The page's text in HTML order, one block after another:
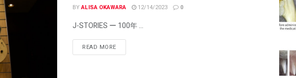
BYALISA OKAWARA 12/14/2023 0
J-STORIES ー 100年 ...
READ MORE